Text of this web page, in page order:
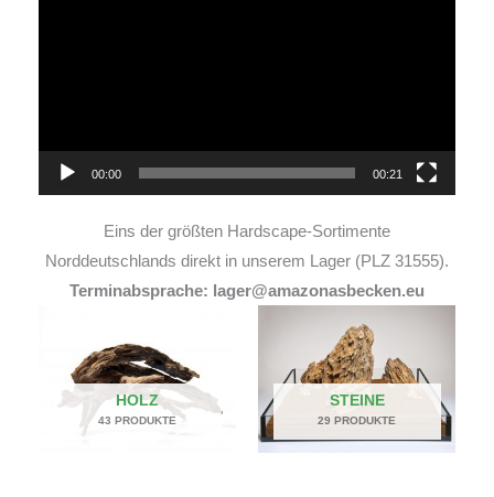
00:00 00:21
Eins der größten Hardscape-Sortimente
Norddeutschlands direkt in unserem Lager (PLZ 31555).
Terminabsprache: lager@amazonasbecken.eu
HOLZ
43 PRODUKTE
STEINE
29 PRODUKTE